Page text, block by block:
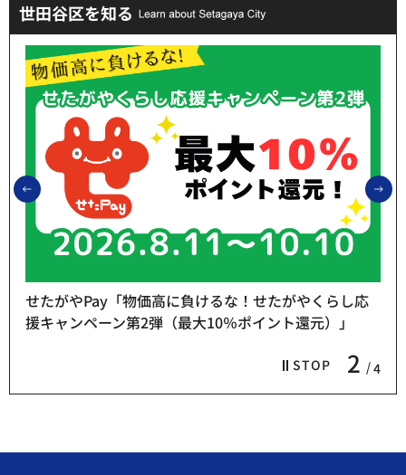
世田谷区を知る
前のスライドを表示
STOP 2 4
せたがやPay「物価高に負けるな！せたがやくらし応
援キャンペーン第2弾（最大10％ポイント還元）」